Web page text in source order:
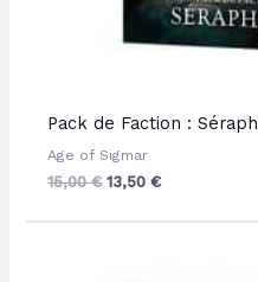
Pack de Faction :
Age of Sigmar
15,00€ 13,50 €